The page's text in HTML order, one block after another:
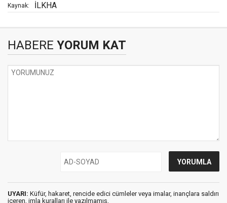
Kaynak: İLKHA
HABERE YORUM KAT
UYARI: Küfür, hakaret, rencide edici cümleler veya imalar, inançlara saldırı
içeren, imla kuralları ile yazılmamış,